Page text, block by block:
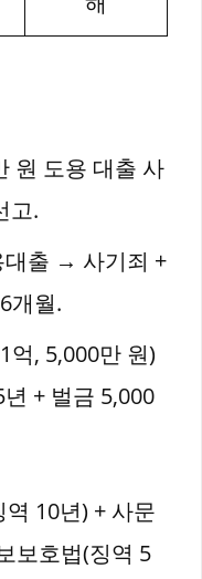
원 도용 대출 사
고.
대출 → 사기죄 +
개월.
억, 5,000만 원)
+ 벌금 5,000
역 10년) + 사문
보호법(징역 5